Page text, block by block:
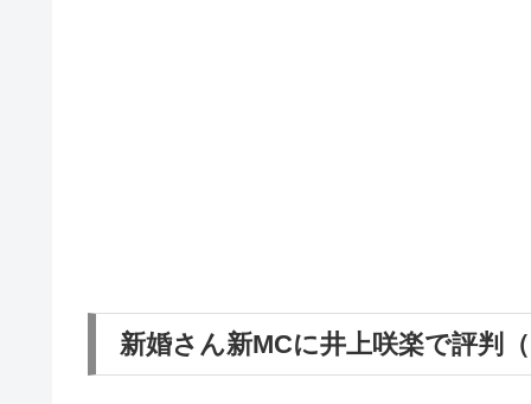
新婚さん新MCに井上咲楽で評判